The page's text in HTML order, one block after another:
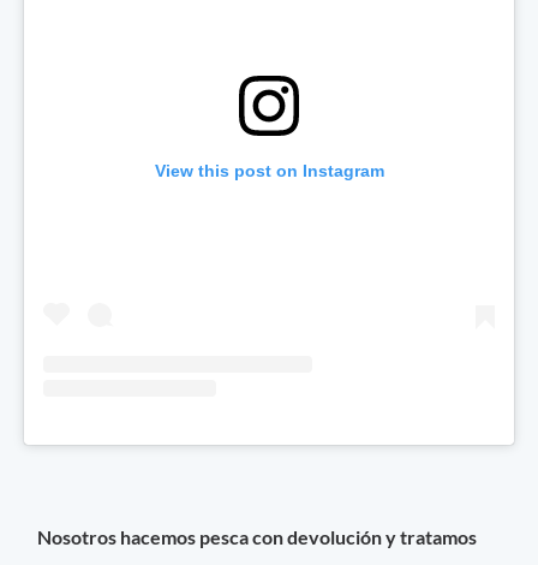
View this post on Instagram
Nosotros hacemos pesca con devolución y tratamos